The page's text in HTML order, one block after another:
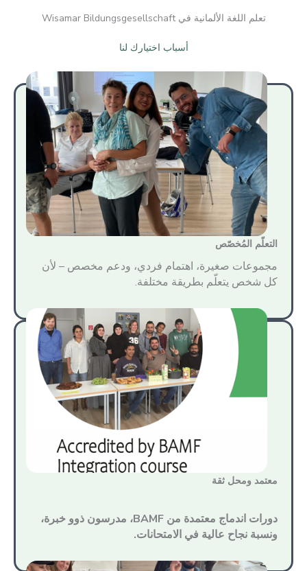
تعلم اللغة الألمانية في Wisamar Bildungsgesellschaft
أسباب اختيارك لنا
التعلّم المُخصّص
مجموعات صغيرة، اهتمام فردي، ودعم مخصص – لأن
كل شخص يتعلّم بطريقة مختلفة.
معتمد ومحل ثقة
دورات اندماج معتمدة من BAMF، مدرسون ذوو خبرة،
ونسبة نجاح عالية في الامتحانات.